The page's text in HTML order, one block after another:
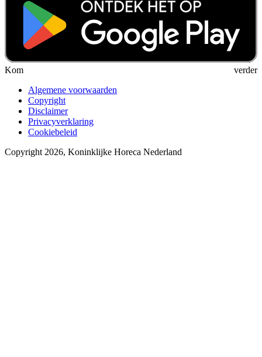
Kom verder
Algemene voorwaarden
Copyright
Disclaimer
Privacyverklaring
Cookiebeleid
Copyright 2026, Koninklijke Horeca Nederland